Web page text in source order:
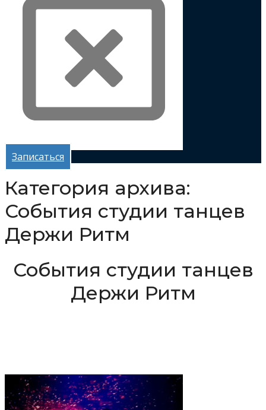
Записаться
Категория архива:
События студии танцев
Держи Ритм
События студии танцев
Держи Ритм